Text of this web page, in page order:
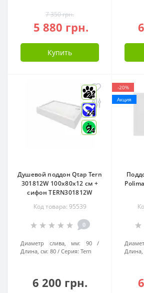
7 350 грн.
5 880 грн.
Купить
24
24
24
Душевой поддон Qtap Tern
301812W 100x80x12 см +
сифон TERN301812W
Код товара: 95539
0
Диаметр слива, мм:
90
Длина, см: 80 Серия: Tern
6 200 грн.
-20%
Акция
Длина,